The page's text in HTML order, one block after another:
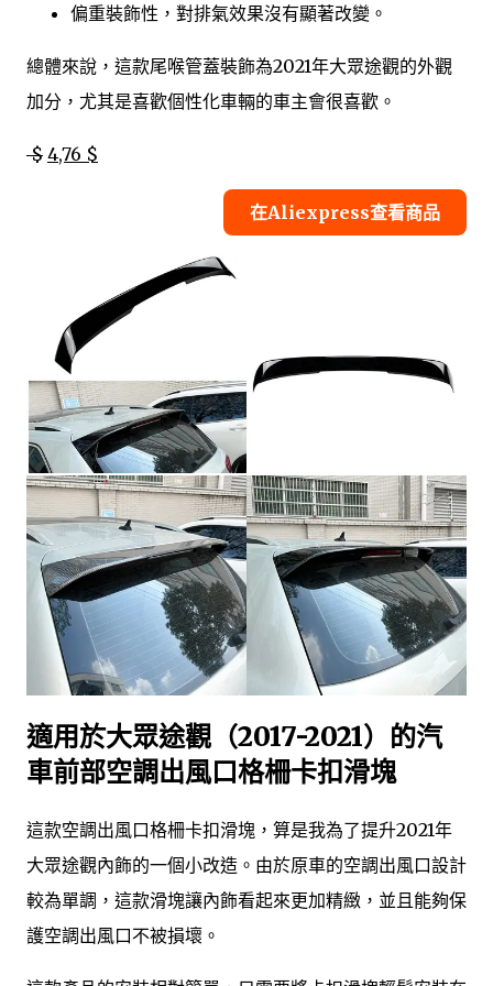
偏重裝飾性，對排氣效果沒有顯著改變。
總體來說，這款尾喉管蓋裝飾為2021年大眾途觀的外觀
加分，尤其是喜歡個性化車輛的車主會很喜歡。
$ 4,76 $
在Aliexpress查看商品
適用於大眾途觀（2017-2021）的汽
車前部空調出風口格柵卡扣滑塊
這款空調出風口格柵卡扣滑塊，算是我為了提升2021年
大眾途觀內飾的一個小改造。由於原車的空調出風口設計
較為單調，這款滑塊讓內飾看起來更加精緻，並且能夠保
護空調出風口不被損壞。